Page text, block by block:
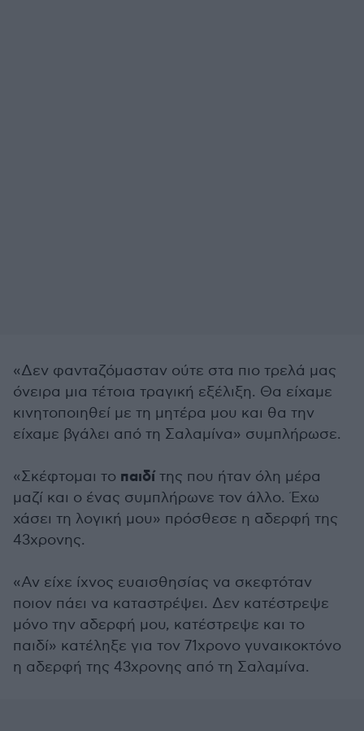
«Δεν φανταζόμασταν ούτε στα πιο τρελά μας
όνειρα μια τέτοια τραγική εξέλιξη. Θα είχαμε
κινητοποιηθεί με τη μητέρα μου και θα την
είχαμε βγάλει από τη Σαλαμίνα» συμπλήρωσε.
«Σκέφτομαι το παιδίτης που ήταν όλη μέρα
μαζί και ο ένας συμπλήρωνε τον άλλο. Έχω
χάσει τη λογική μου» πρόσθεσε η αδερφή της
43χρονης.
«Αν είχε ίχνος ευαισθησίας να σκεφτόταν
ποιον πάει να καταστρέψει. Δεν κατέστρεψε
μόνο την αδερφή μου, κατέστρεψε και το
παιδί» κατέληξε για τον 71χρονο γυναικοκτόνο
η αδερφή της 43χρονης από τη Σαλαμίνα.